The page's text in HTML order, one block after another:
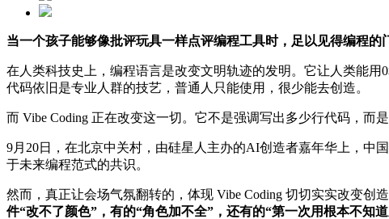
当一个孩子能够像批评玩具一样点评编程工具时，足以见得编程的
在人类科技史上，编程语言是改变文明轨迹的发明。它让人类能
代码依旧是专业人群的技艺，普通人只能使用，很少能去创造。
而 Vibe Coding 正在改变这一切。它不是强调写出多少行代码，而
9月20日，在北京中关村，由硅星人主办的AI创造者嘉年华上，中
于未来编程范式的共识。
然而，真正让会场气氛翻转的，体现 Vibe Coding 切切实实改变创
件“改不了颜色”，有的“角色加不全”，还有的“第一次用根本不知道